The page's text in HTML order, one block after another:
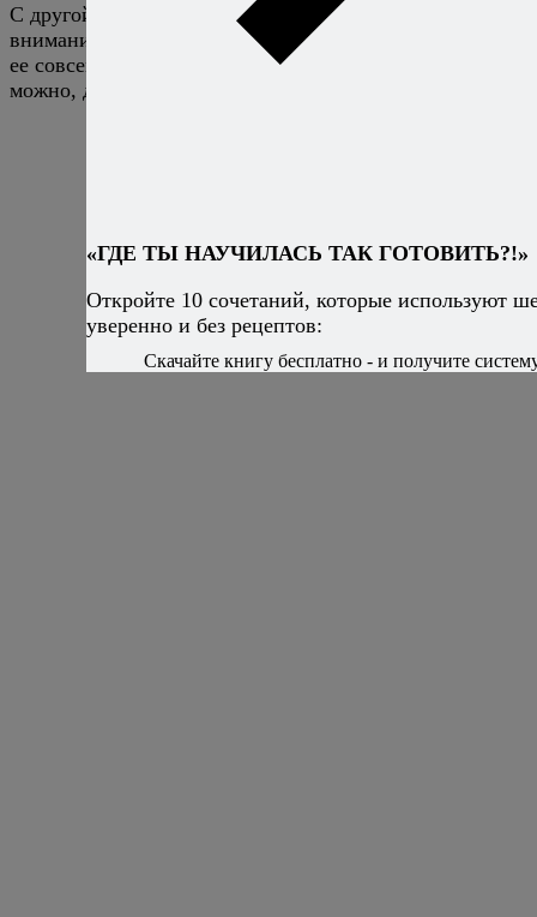
С другой стороны вытекает сок. Обращает на себя
внимание очень тихая работа соковыжималки: назвать
ее совсем бесшумной я не могу, но включить прибор
можно, даже если в соседней комнате кто-то спит.
«ГДЕ ТЫ НАУЧИЛАСЬ ТАК ГОТОВИТЬ?!»
Откройте 10 сочетаний, которые используют
уверенно и без рецептов:
Скачайте книгу бесплатно - и получите